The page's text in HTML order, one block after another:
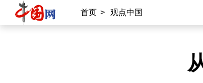
首页 > 观点中国